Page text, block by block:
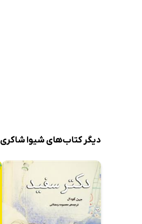
دیگر کتاب‌های شیوا شاکری